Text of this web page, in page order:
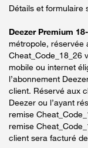
Détails et formulaire
Deezer Premium
métropole, réservée
Cheat_Code_18_26
mobile ou internet
l’abonnement
client. Réservé aux
Deezer ou l’ayant
remise
remise
client sera facturé